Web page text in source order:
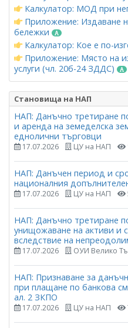
Калкулатор: МОД при
Приложение: Издаване
бележки
Калкулатор: Кое е по-
Приложение: Място на
услуги (чл. 20б-24 ЗДДС)
Становища на НАП
НАП: Данъчно третиране
и аренда на земеделска
еднолични търговци
17.07.2026 ЦУ на НАП
НАП: Данъчен период и
националния
17.07.2026 ЦУ на НАП
НАП: Данъчно третиране
унищожаване на активи и
вследствие на
17.07.2026 ОУИ Велико
НАП: Признаване за
при плащане по банкова
ал. 2 ЗКПО
17.07.2026 ЦУ на НАП